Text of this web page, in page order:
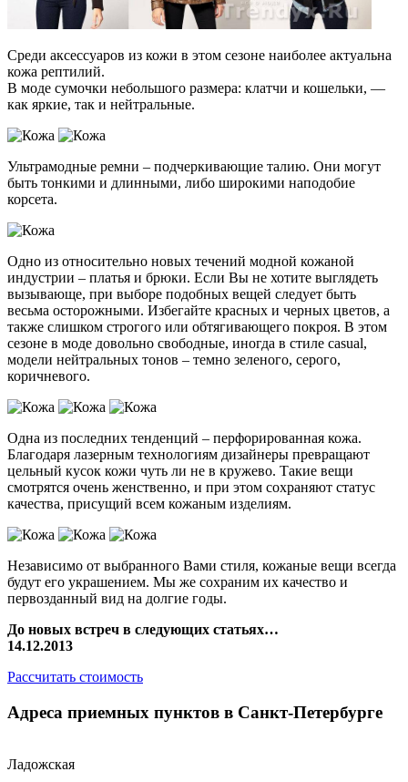
Среди аксессуаров из кожи в этом сезоне наиболее актуальна
кожа рептилий.
В моде сумочки небольшого размера: клатчи и кошельки, —
как яркие, так и нейтральные.
Ультрамодные ремни – подчеркивающие талию. Они могут
быть тонкими и длинными, либо широкими наподобие
корсета.
Одно из относительно новых течений модной кожаной
индустрии – платья и брюки. Если Вы не хотите выглядеть
вызывающе, при выборе подобных вещей следует быть
весьма осторожными. Избегайте красных и черных цветов, а
также слишком строгого или обтягивающего покроя. В этом
сезоне в моде довольно свободные, иногда в стиле casual,
модели нейтральных тонов – темно зеленого, серого,
коричневого.
Одна из последних тенденций – перфорированная кожа.
Благодаря лазерным технологиям дизайнеры превращают
цельный кусок кожи чуть ли не в кружево. Такие вещи
смотрятся очень женственно, и при этом сохраняют статус
качества, присущий всем кожаным изделиям.
Независимо от выбранного Вами стиля, кожаные вещи всегда
будут его украшением. Мы же сохраним их качество и
первозданный вид на долгие годы.
До новых встреч в следующих статьях…
14.12.2013
Рассчитать стоимость
Адреса приемных пунктов в Санкт-Петербурге
Ладожская